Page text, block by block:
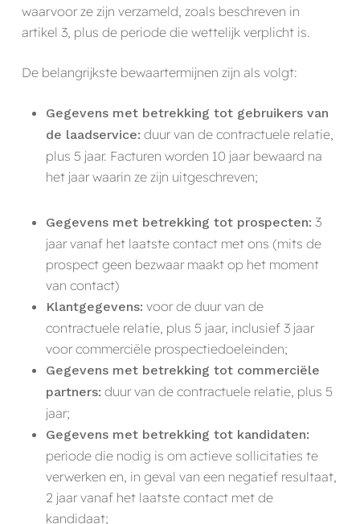
waarvoor ze zijn verzameld, zoals beschreven in
artikel 3, plus de periode die wettelijk verplicht is.
De belangrijkste bewaartermijnen zijn als volgt:
Gegevens met betrekking tot gebruikers van
de laadservice: duur van de contractuele relatie,
plus 5 jaar. Facturen worden 10 jaar bewaard na
het jaar waarin ze zijn uitgeschreven;
Gegevens met betrekking tot prospecten: 3
jaar vanaf het laatste contact met ons (mits de
prospect geen bezwaar maakt op het moment
van contact)
Klantgegevens: voor de duur van de
contractuele relatie, plus 5 jaar, inclusief 3 jaar
voor commerciële prospectiedoeleinden;
Gegevens met betrekking tot commerciële
partners: duur van de contractuele relatie, plus 5
jaar;
Gegevens met betrekking tot kandidaten:
periode die nodig is om actieve sollicitaties te
verwerken en, in geval van een negatief resultaat,
2 jaar vanaf het laatste contact met de
kandidaat;